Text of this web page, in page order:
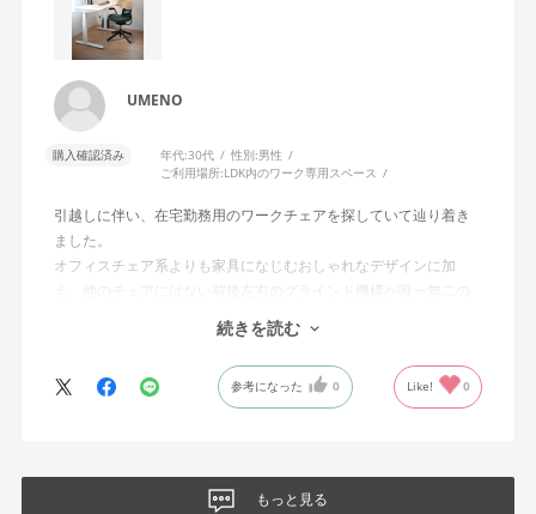
らだに余計な力をかけず、集中して座り続けられるようになりま
した。
リビングにワークスペースがあるため、インテリアになじむよ
う、背もたれは合板ミディアムアッシュ、4本脚を選択しました
だほうがいいと思います。ラクラク納品で配送をお願いしたとこ
り、「いよいよ使える！」というワクワクもありました。
自分が思ってた以上に生活空間になじみ、見た目も機能もとって
も満足。長く大切に使いたいと思います。
UMENO
購入確認済み 年代:30代 性別:男性
ご利用場所:LDK内のワーク専用スペース
引越しに伴い、在宅勤務用のワークチェアを探していて辿り着き
ました。
オフィスチェア系よりも家具になじむおしゃれなデザインに加
え、他のチェアにはない前後左右のグラインド機構が唯一無二の
価値を持っており、我が家自慢のインテリアです。
◯ingシリーズを実際に座ってみた感覚として、無印ingはグライン
ド感が強い＋オフィスチェア感が強く、ingCloudはふんわりしす
うという気になるバランスが良いと感じています
続きを読む
参考になった 0 Like! 0
もっと見る